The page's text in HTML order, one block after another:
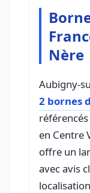
Nère
Aubigny-
2 bornes
en Centre
offre un
avec avis